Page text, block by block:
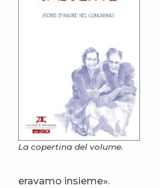
La copertina del volume.
eravamo insieme».